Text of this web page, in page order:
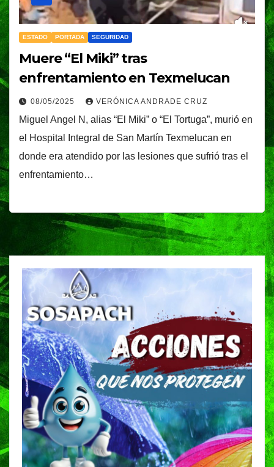
ESTADO PORTADA SEGURIDAD
Muere “El Miki” tras
enfrentamiento en Texmelucan
08/05/2025 VERÓNICA ANDRADE CRUZ
Miguel Angel N, alias “El Miki” o “El Tortuga”, murió en
el Hospital Integral de San Martín Texmelucan en
donde era atendido por las lesiones que sufrió tras el
enfrentamiento…